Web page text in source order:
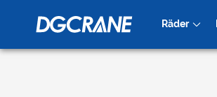
Räder